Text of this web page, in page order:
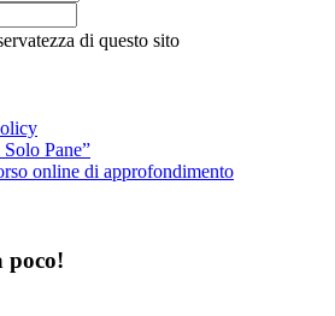
di questo sito
Pane”
online di approfondimento
poco!